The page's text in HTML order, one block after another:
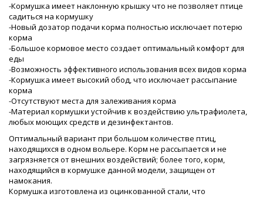
-Кормушка имеет наклонную крышку что не позволяет птице
садиться на кормушку
-Новый дозатор подачи корма полностью исключает потерю
корма
-Большое кормовое место создает оптимальный комфорт для
еды
-Возможность эффективного использования всех видов корма
-Кормушка имеет высокий обод, что исключает рассыпание
корма
-Отсутствуют места для залеживания корма
-Материал кормушки устойчив к воздействию ультрафиолета,
любых моющих средств и дезинфектантов.
Оптимальный вариант при большом количестве птиц,
находящихся в одном вольере. Корм не рассыпается и не
загрязняется от внешних воздействий; более того, корм,
находящийся в кормушке данной модели, защищен от
намокания.
Кормушка изготовлена из оцинкованной стали, что